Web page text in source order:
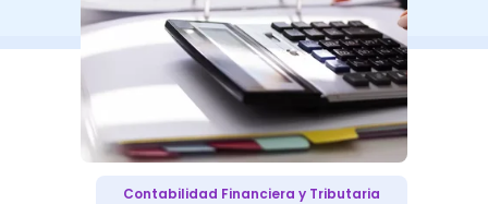
Contabilidad Financiera y Tributaria